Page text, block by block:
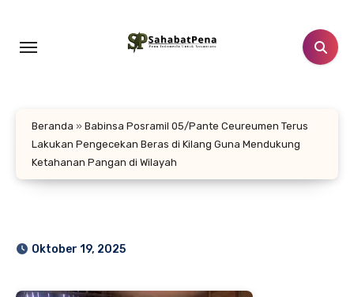
konten
Beranda » Babinsa Posramil 05/Pante Ceureumen Terus
Lakukan Pengecekan Beras di Kilang Guna Mendukung
Ketahanan Pangan di Wilayah
Oktober 19, 2025